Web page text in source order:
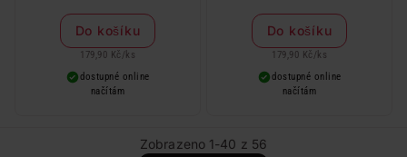
Do košíku
179,90 Kč / ks
dostupné online
načítám
Do košíku
179,90 Kč / ks
dostupné online
načítám
Zobrazeno 1-40 z 56